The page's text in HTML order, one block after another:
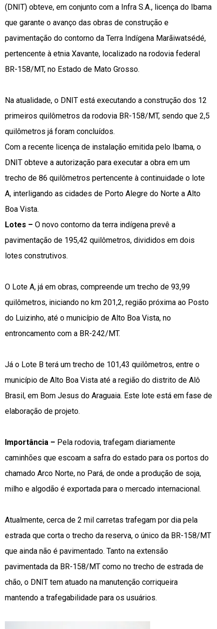
(DNIT) obteve, em conjunto com a Infra S.A., licença do Ibama
que garante o avanço das obras de construção e
pavimentação do contorno da Terra Indígena Marãiwatsédé,
pertencente à etnia Xavante, localizado na rodovia federal
BR-158/MT, no Estado de Mato Grosso.
Na atualidade, o DNIT está executando a construção dos 12
primeiros quilômetros da rodovia BR-158/MT, sendo que 2,5
quilômetros já foram concluídos.
Com a recente licença de instalação emitida pelo Ibama, o
DNIT obteve a autorização para executar a obra em um
trecho de 86 quilômetros pertencente à continuidade o lote
A, interligando as cidades de Porto Alegre do Norte a Alto
Boa Vista.
Lotes – O novo contorno da terra indígena prevê a
pavimentação de 195,42 quilômetros, divididos em dois
lotes construtivos.
O Lote A, já em obras, compreende um trecho de 93,99
quilômetros, iniciando no km 201,2, região próxima ao Posto
do Luizinho, até o município de Alto Boa Vista, no
entroncamento com a BR-242/MT.
Já o Lote B terá um trecho de 101,43 quilômetros, entre o
município de Alto Boa Vista até a região do distrito de Alô
Brasil, em Bom Jesus do Araguaia. Este lote está em fase de
elaboração de projeto.
Importância – Pela rodovia, trafegam diariamente
caminhões que escoam a safra do estado para os portos do
chamado Arco Norte, no Pará, de onde a produção de soja,
milho e algodão é exportada para o mercado internacional.
Atualmente, cerca de 2 mil carretas trafegam por dia pela
estrada que corta o trecho da reserva, o único da BR-158/MT
que ainda não é pavimentado. Tanto na extensão
pavimentada da BR-158/MT como no trecho de estrada de
chão, o DNIT tem atuado na manutenção corriqueira
mantendo a trafegabilidade para os usuários.